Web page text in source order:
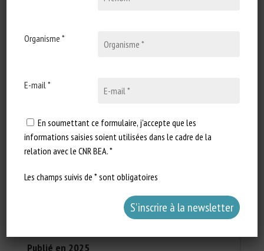
Research and innovation perspectives:
poultry welfare in 2050
Shawna L. Weimer, Elena Myhre, Anne-Marie
Barger, Ruth C. Newberry, Katy J. Tarrant, Gregory S.
Publié en 2025
Organisme *
E-mail *
En soumettant ce formulaire, j'accepte que les
informations saisies soient utilisées dans le cadre de la
relation avec le CNR BEA. *
Les champs suivis de * sont obligatoires